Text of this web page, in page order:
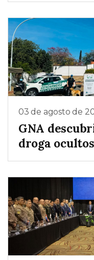
03 de agosto de
GNA
droga